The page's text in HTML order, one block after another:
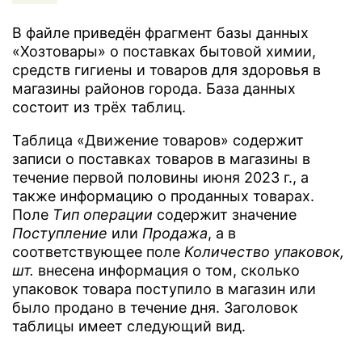
В файле приведён фрагмент базы данных
«Хозтовары» о поставках бытовой химии,
средств гигиены и товаров для здоровья в
магазины районов города. База данных
состоит из трёх таблиц.
Таблица «Движение товаров» содержит
записи о поставках товаров в магазины в
течение первой половины июня 2023 г., а
также информацию о проданных товарах.
Поле Tип операции содержит значение
Поступление или Продажа, а в
соответствующее поле Количество упаковок,
шт. внесена информация о том, сколько
упаковок товара поступило в магазин или
было продано в течение дня. Заголовок
таблицы имеет следующий вид.